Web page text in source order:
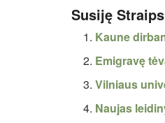
Susiję
Kaune
Emigravę
Vilniaus
Naujas